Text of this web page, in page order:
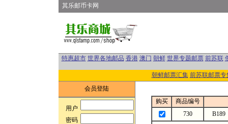
其乐邮币卡网
特惠超市 世界各地邮品 香港 澳门 朝鲜 世界专题邮票 前苏联
朝鲜邮票汇集 前苏联邮票专
会员登陆
用户:
密码:
购买
商品编号
730